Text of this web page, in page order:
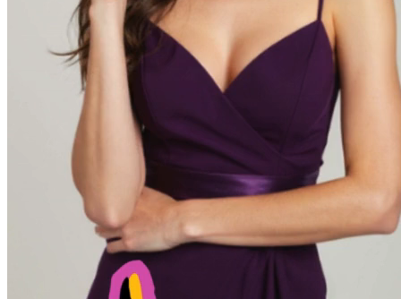
Capacidades AI de Wan 2 5 de Grado
Empresarial
Accede a características sofisticadas típicamente reservadas para
plataformas costosas—ahora disponibles gratis para comenzar con el
generador de video AI Wan 2 5. Genera clips cortos usando
tecnología AI Wan 2.5.
Motor AI Wan 2 5 de Vanguardia